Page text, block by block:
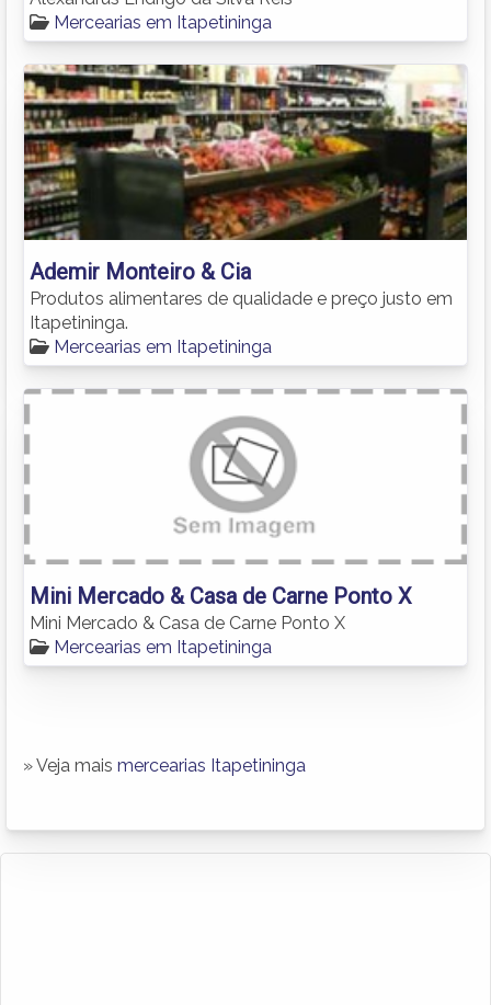
Mercearias em Itapetininga
Ademir Monteiro & Cia
Produtos alimentares de qualidade e preço justo em
Itapetininga.
Mercearias em Itapetininga
Mini Mercado & Casa de Carne Ponto X
Mini Mercado & Casa de Carne Ponto X
Mercearias em Itapetininga
» Veja mais mercearias Itapetininga